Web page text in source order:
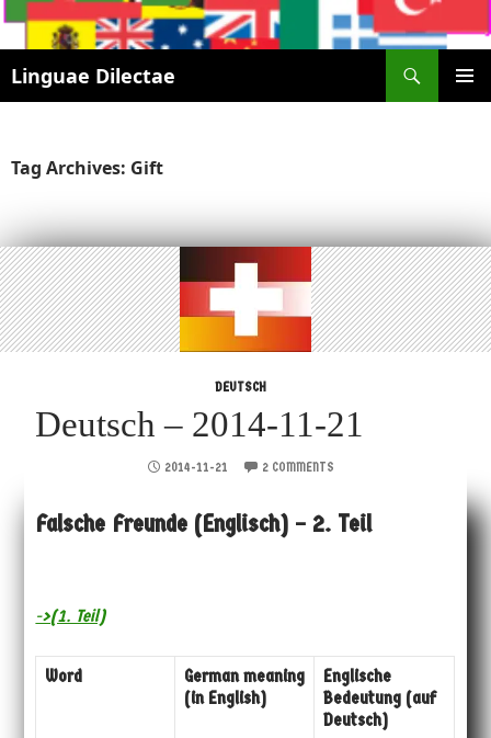
Linguae Dilectae
SKIP
Tag Archives: Gift
DEUTSCH
Deutsch – 2014-11-21
2014-11-21 2 COMMENTS
Falsche Freunde (Englisch) – 2. Teil
->(1. Teil)
Word
German meaning
(in English)
Englische
Bedeutung (auf
Deutsch)